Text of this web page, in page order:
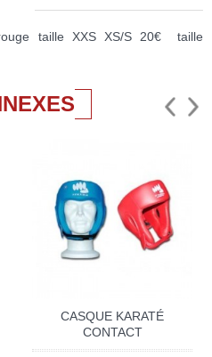
taille XXS XS/S 20€ taille
CASQUE KARATÉ
CONTACT